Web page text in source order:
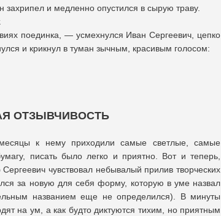
и медленно опустился в сырую траву.
поединка, — усмехнулся Иван Сергеевич, цепко
и крикнул в туман зычным, красивым голосом:
ОТЗЫВЧИВОСТЬ
к нему приходили самые светлые, самые
писать было легко и приятно. Вот и теперь,
чувствовал небывалый прилив творческих
за новую для себя форму, которую в уме назвал
названием еще не определился). В минуты
на ум, а как будто диктуются тихим, но приятным